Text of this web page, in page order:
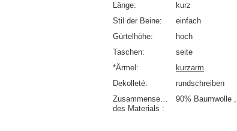
Länge
kurz
Stil der Beine
einfach
Gürtelhöhe
hoch
Taschen
seite
*Ärmel
kurzarm
Dekolleté
rundschreiben
Zusammensetzung
des Materials
90% Baumwolle